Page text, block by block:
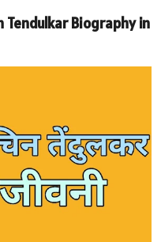
Tendulkar Biography in